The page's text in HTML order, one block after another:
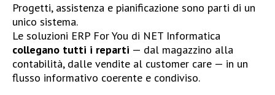
Progetti, assistenza e pianificazione sono parti di un
unico sistema.
Le soluzioni ERP For You di NET Informatica
collegano tutti i reparti — dal magazzino alla
contabilità, dalle vendite al customer care — in un
flusso informativo coerente e condiviso.